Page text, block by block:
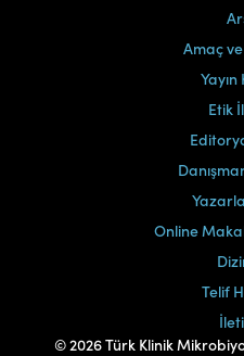
Amaç
Etik
Online
Telif
© 2026 Türk Klinik